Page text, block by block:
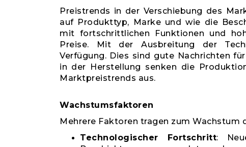
Preistrends in der Verschiebung des
auf Produkttyp, Marke und wie die
mit fortschrittlichen Funktionen und
Preise. Mit der Ausbreitung der
Verfügung. Dies sind gute Nachrichten
in der Herstellung senken die
Marktpreistrends aus.
Wachstumsfaktoren
Mehrere Faktoren tragen zum
Technologischer Fortschritt: